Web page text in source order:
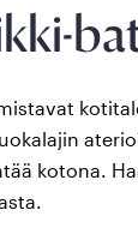
kotona.